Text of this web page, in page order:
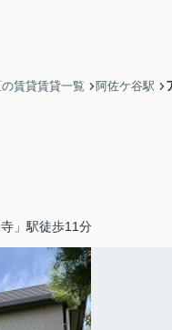
賃貸賃貸一覧 阿佐ケ谷駅
」駅徒歩11分